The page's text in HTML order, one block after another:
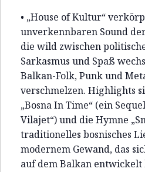
• „House of Kultur“
unverkennbaren Sound
die wild zwischen
Sarkasmus und Spaß
Balkan-Folk, Punk und
verschmelzen. Highlights
„Bosna In Time“ (ein
Vilajet“) und die Hymne
traditionelles bosnisches
modernem Gewand, das
auf dem Balkan entwickelt